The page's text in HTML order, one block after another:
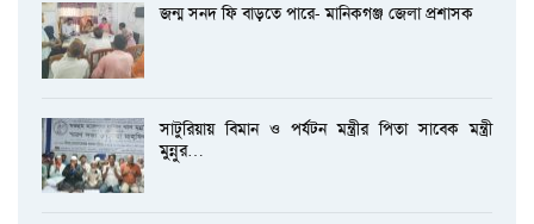
জন্ম সনদ ফি বাড়তে পারে- মানিকগঞ্জ জেলা প্রশাসক
সাটুরিয়ায় বিমান ও পর্যটন মন্ত্রীর পিতা সাবেক মন্ত্রী
মুন্নুর…